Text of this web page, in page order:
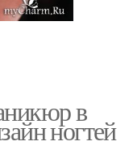
в
ногтей